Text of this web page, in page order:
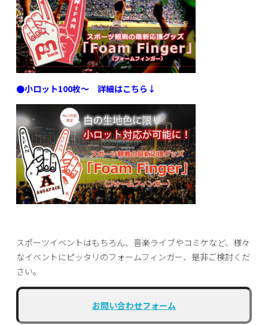
●小ロット100枚～ 詳細はこちら↓
スポーツイベントはもちろん、音楽ライブやコミケなど、様々
なイベントにピッタリのフォームフィンガー、是非ご検討くだ
さい。
お問い合わせフォーム